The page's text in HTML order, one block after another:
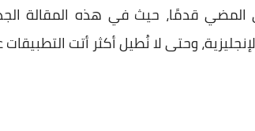
قدمًا، حيث في هذه المقالة
وحتى لا نُطيل أكثر أتت التطبيقات